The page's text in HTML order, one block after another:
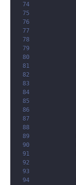
74
75
76
77
78
79
80
81
82
83
84
85
86
87
88
89
90
91
92
93
94